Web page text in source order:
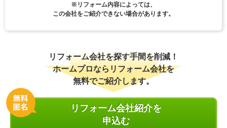
※リフォーム内容によっては、
この会社をご紹介できない場合があります。
リフォーム会社を探す手間を削減！
ホームプロならリフォーム会社を
無料でご紹介します。
リフォーム会社紹介を
申込む